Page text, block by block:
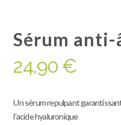
Sérum
24,90€
Un sérum repulpant
l’acide hyaluronique